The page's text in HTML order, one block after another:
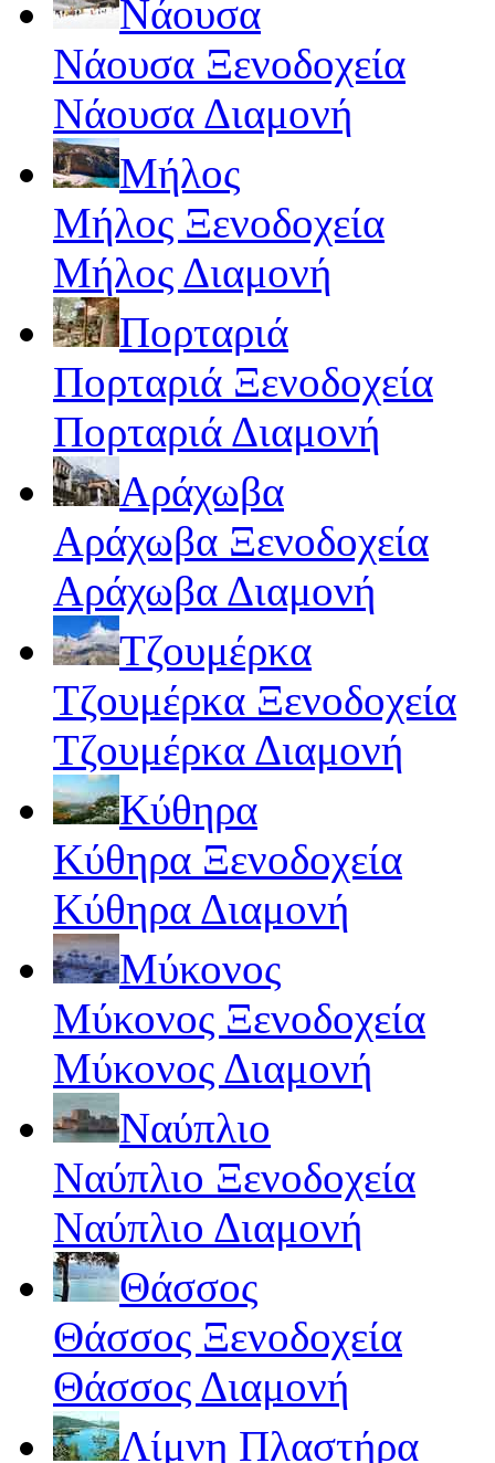
Νάουσα
Νάουσα Ξενοδοχεία
Νάουσα Διαμονή
Μήλος
Μήλος Ξενοδοχεία
Μήλος Διαμονή
Πορταριά
Πορταριά Ξενοδοχεία
Πορταριά Διαμονή
Αράχωβα
Αράχωβα Ξενοδοχεία
Αράχωβα Διαμονή
Τζουμέρκα
Τζουμέρκα Ξενοδοχεία
Τζουμέρκα Διαμονή
Κύθηρα
Κύθηρα Ξενοδοχεία
Κύθηρα Διαμονή
Μύκονος
Μύκονος Ξενοδοχεία
Μύκονος Διαμονή
Ναύπλιο
Ναύπλιο Ξενοδοχεία
Ναύπλιο Διαμονή
Θάσσος
Θάσσος Ξενοδοχεία
Θάσσος Διαμονή
Λίμνη Πλαστήρα